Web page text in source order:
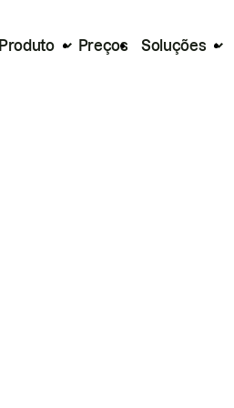
Produto Preços Soluções